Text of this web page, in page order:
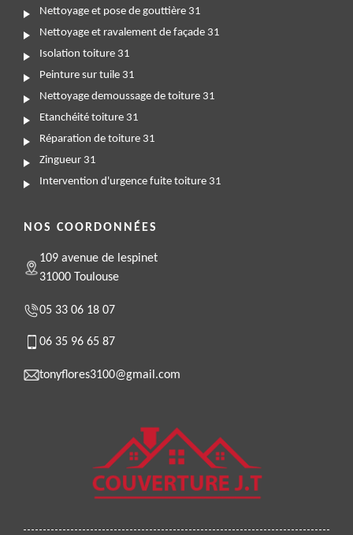
Nettoyage et pose de gouttière 31
Nettoyage et ravalement de façade 31
Isolation toiture 31
Peinture sur tuile 31
Nettoyage demoussage de toiture 31
Etanchéité toiture 31
Réparation de toiture 31
Zingueur 31
Intervention d'urgence fuite toiture 31
NOS COORDONNÉES
109 avenue de lespinet
31000 Toulouse
05 33 06 18 07
06 35 96 65 87
tonyflores3100@gmail.com